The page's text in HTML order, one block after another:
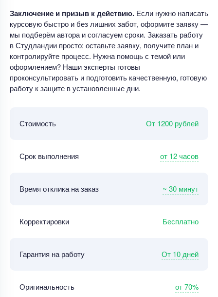
Заключение и призыв к действию. Если нужно написать
курсовую быстро и без лишних забот, оформите заявку —
мы подберём автора и согласуем сроки. Заказать работу
в Студландии просто: оставьте заявку, получите план и
контролируйте процесс. Нужна помощь с темой или
оформлением? Наши эксперты готовы
проконсультировать и подготовить качественную, готовую
работу к защите в установленные дни.
Стоимость От 1200 рублей
Срок выполнения от 12 часов
Время отклика на заказ ~ 30 минут
Корректировки Бесплатно
Гарантия на работу От 10 дней
Оригинальность от 70%